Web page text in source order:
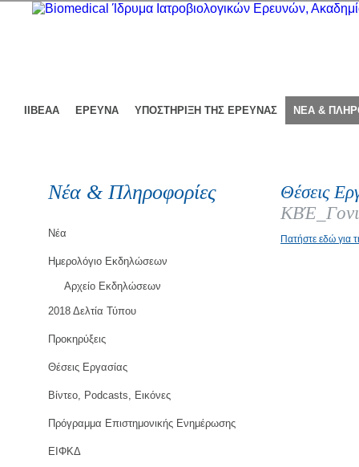
ΙΙΒΕΑΑ ΕΡΕΥΝΑ ΥΠΟΣΤΗΡΙΞΗ ΤΗΣ ΕΡΕΥΝΑΣ ΝΕΑ &
Νέα & Πληροφορίες
Νέα
Ημερολόγιο Εκδηλώσεων
Αρχείο Εκδηλώσεων
2018 Δελτία Τύπου
Προκηρύξεις
Θέσεις Εργασίας
Βίντεο, Podcasts, Εικόνες
Πρόγραμμα Επιστημονικής Ενημέρωσης
ΕΙΦΚΔ
Θέσεις
Πατήστε εδώ για